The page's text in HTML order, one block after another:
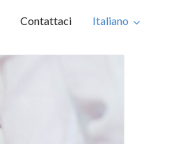
Contattaci Italiano